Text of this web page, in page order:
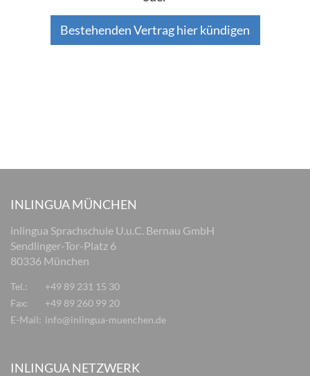
Bestehenden Vertrag hier kündigen
INLINGUA MÜNCHEN
inlingua Sprachschule U.u.C. Bernau GmbH
Sendlinger-Tor-Platz 6
80336 München
Tel.:
+49 89 231 15 30
Fax:
+49 89 260 99 20
E-Mail: info@inlingua-muenchen.de
INLINGUA NETZWERK